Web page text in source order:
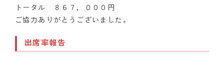
トータル ８６７，０００円
ご協力ありがとうございました。
出席率報告